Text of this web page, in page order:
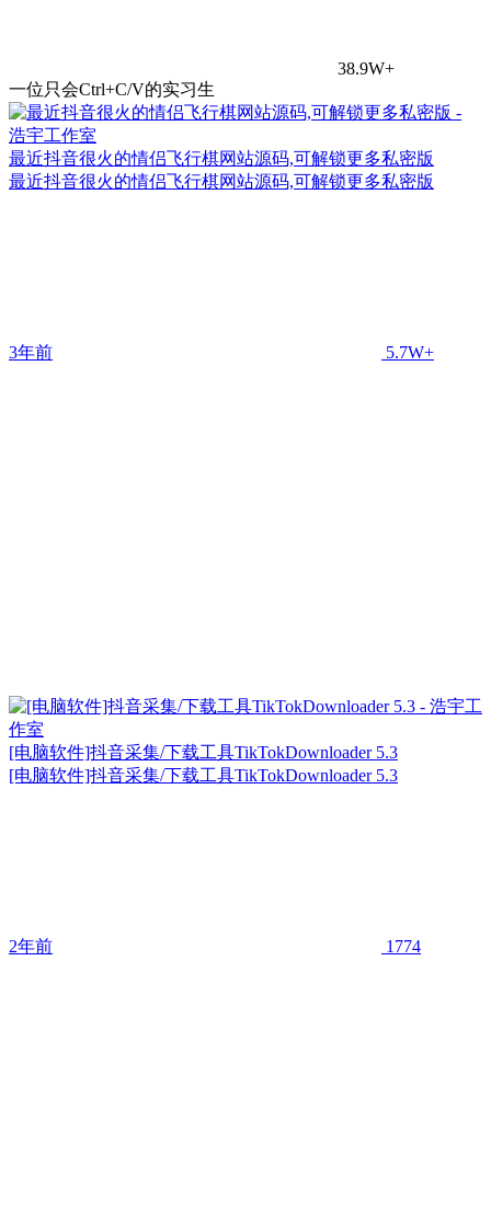
38.9W+
一位只会Ctrl+C/V的实习生
最近抖音很火的情侣飞行棋网站源码,可解锁更多私密版
最近抖音很火的情侣飞行棋网站源码,可解锁更多私密版
3年前 5.7W+
[电脑软件]抖音采集/下载工具TikTokDownloader 5.3
[电脑软件]抖音采集/下载工具TikTokDownloader 5.3
2年前 1774